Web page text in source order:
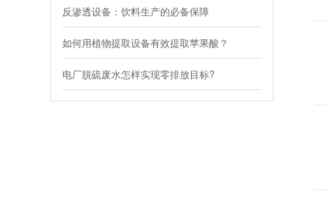
反渗透设备：饮料生产的必备保障
如何用植物提取设备有效提取苹果酸？
电厂脱硫废水怎样实现零排放目标?